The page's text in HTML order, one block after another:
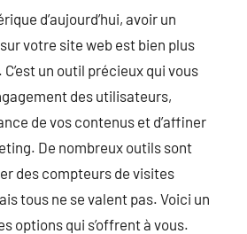
d’aujourd’hui, avoir un
votre site web est bien plus
C’est un outil précieux qui vous
des utilisateurs,
de vos contenus et d’affiner
De nombreux outils sont
des compteurs de visites
tous ne se valent pas. Voici un
options qui s’offrent à vous.